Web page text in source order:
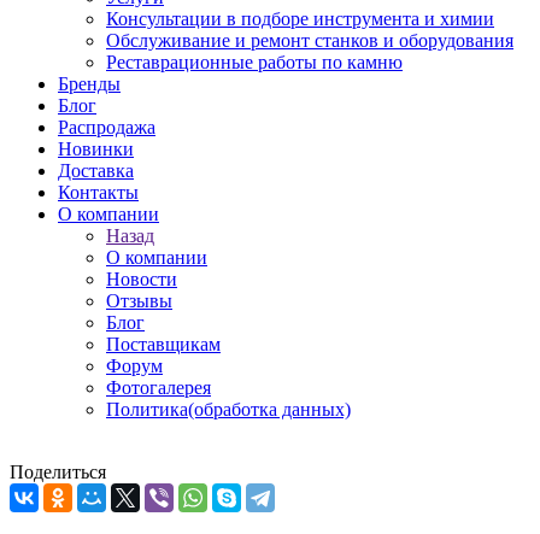
Консультации в подборе инструмента и химии
Обслуживание и ремонт станков и оборудования
Реставрационные работы по камню
Бренды
Блог
Распродажа
Новинки
Доставка
Контакты
О компании
Назад
О компании
Новости
Отзывы
Блог
Поставщикам
Форум
Фотогалерея
Политика(обработка данных)
Поделиться